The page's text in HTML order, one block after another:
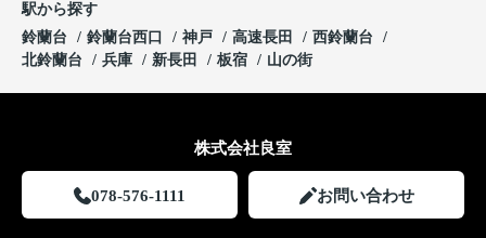
駅から探す
鈴蘭台
鈴蘭台西口 神戸 高速長田
西鈴蘭台
北鈴蘭台
兵庫 新長田 板宿 山の街
株式会社良室
078-576-1111 お問い合わせ